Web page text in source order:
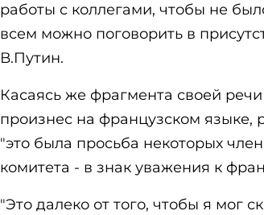
работы с коллегами, чтобы не
всем можно поговорить в
В.Путин.
Касаясь же фрагмента своей
произнес на французском языке,
"это была просьба некоторых
комитета - в знак уважения к
"Это далеко от того, чтобы я мог